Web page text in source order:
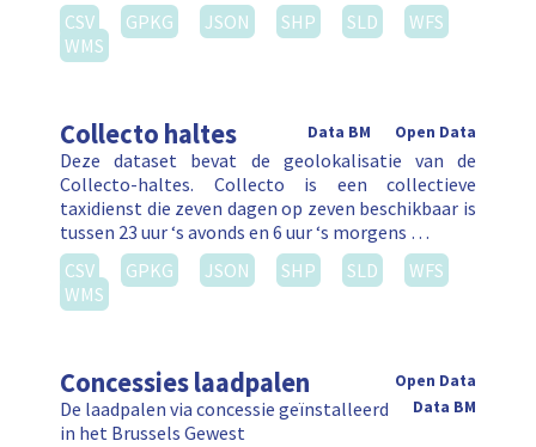
CSV GPKG JSON SHP SLD
WFS
WMS
Collecto haltes Open Data
Data BM
Deze dataset bevat de geolokalisatie van de
Collecto-haltes. Collecto is een collectieve
taxidienst die zeven dagen op zeven beschikbaar is
tussen 23 uur ‘s avonds en 6 uur ‘s morgens …
CSV
GPKG JSON SHP SLD
WFS
WMS
Concessies laadpalen
Open Data
Data BM
De laadpalen via concessie geïnstalleerd
in het Brussels Gewest